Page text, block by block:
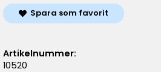
Spara som favorit
Artikelnummer:
10520